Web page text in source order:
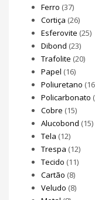
Ferro (37)
Cortiça (26)
Esferovite (25)
Dibond (23)
Trafolite (20)
Papel (16)
Poliuretano
Policarbonato
Cobre (15)
Alucobond (15)
Tela (12)
Trespa (12)
Tecido (11)
Cartão (8)
Veludo (8)